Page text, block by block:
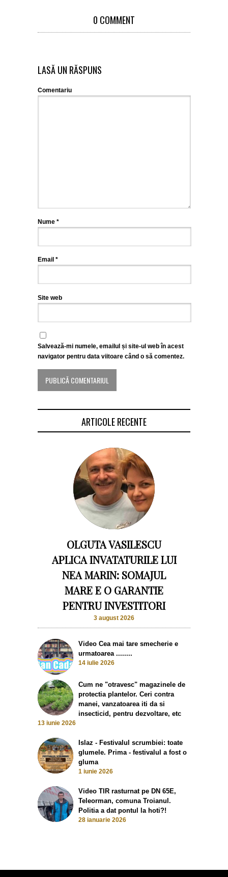
0 COMMENT
LASĂ UN RĂSPUNS
Comentariu
Nume *
Email *
Site web
Salvează-mi numele, emailul și site-ul web în acest
navigator pentru data viitoare când o să comentez.
ARTICOLE RECENTE
OLGUTA VASILESCU
APLICA INVATATURILE LUI
NEA MARIN: SOMAJUL
MARE E O GARANTIE
PENTRU INVESTITORI
3 august 2026
Video Cea mai tare smecherie e
urmatoarea ........
14 iulie 2026
Cum ne "otravesc" magazinele de
protectia plantelor. Ceri contra
manei, vanzatoarea iti da si
insecticid, pentru dezvoltare, etc
13 iunie 2026
Islaz - Festivalul scrumbiei: toate
glumele. Prima - festivalul a fost o
gluma
1 iunie 2026
Video TIR rasturnat pe DN 65E,
Teleorman, comuna Troianul.
Politia a dat pontul la hoti?!
28 ianuarie 2026